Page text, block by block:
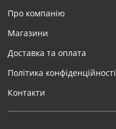
Про компанію
Магазини
Доставка та оплата
Політика конфіденційності
Контакти